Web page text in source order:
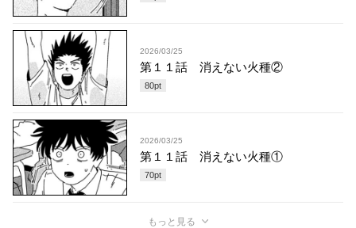
2026/03/25
第１１話 消えない火種②
80pt
2026/03/25
第１１話 消えない火種①
70pt
もっと見る